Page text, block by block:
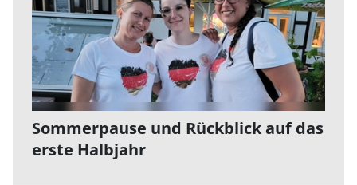
Sommerpause und Rückblick auf das
erste Halbjahr